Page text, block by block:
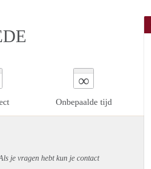
∞
Onbepaalde tijd
je vragen hebt kun je contact